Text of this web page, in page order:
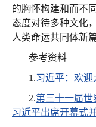
的胸怀构建和而不
态度对待多种文化
人类命运共同体新篇
参考资料
1.习近平：欢
2.第三十一届
习近平出席开幕式